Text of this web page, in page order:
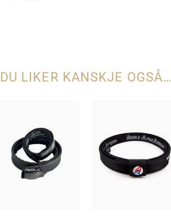
DU LIKER KANSKJE OGSÅ…